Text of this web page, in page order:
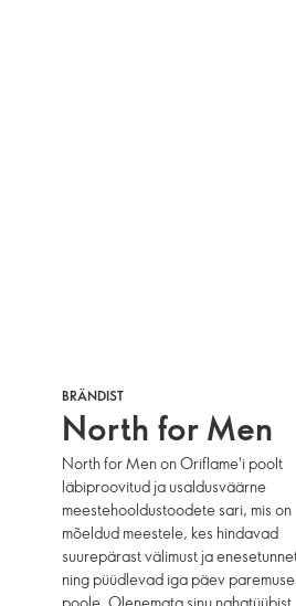
BRÄNDIST
North for Men
North for Men on Oriflame'i poolt
läbiproovitud ja usaldusväärne
meestehooldustoodete sari, mis on
mõeldud meestele, kes hindavad
suurepärast välimust ja
ning püüdlevad iga päev paremuse